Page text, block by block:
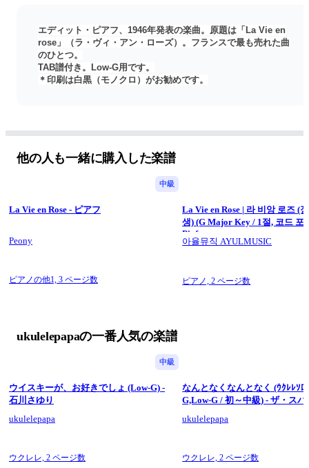
エディット・ピアフ、1946年発表の楽曲。原題は「La Vie en
rose」（ラ・ヴィ・アン・ローズ）。フランスで最も売れた曲
のひとつ。
TAB譜付き。Low-G用です。
＊印刷は白黒（モノクロ）がお勧めです。
他の人も一緒に購入した楽譜
中級
La Vie en Rose - ピアフ
Peony
ピアノの他1, 3 ページ数
La Vie en Rose | 라 비앙 로즈 (
생) (G Major Key / 1절, 코드 포
Piaf
아율뮤직 AYULMUSIC
ピアノ,2 ページ数
ukulelepapaの一番人気の楽譜
中級
ウイスキーが、お好きでしょ (Low-G) -
石川さゆり
ukulelepapa
ウクレレ, 2 ページ数
なんとなくなんとなく (ｳｸﾚﾚｿﾛ
G,Low-G / 初～中級) - ザ・ス
ukulelepapa
ウクレレ,2 ページ数